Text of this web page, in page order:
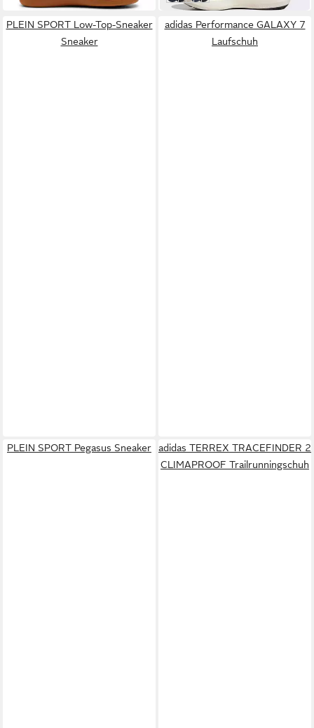
PLEIN SPORT Low-Top-Sneaker
Sneaker
adidas Performance GALAXY 7
Laufschuh
PLEIN SPORT Pegasus Sneaker
adidas TERREX TRACEFINDER 2
CLIMAPROOF Trailrunningschuh